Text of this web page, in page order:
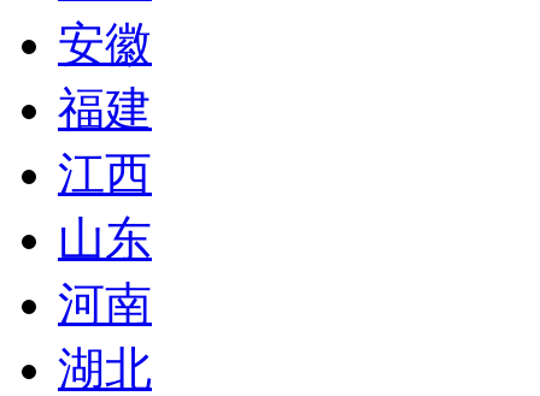
安徽
福建
江西
山东
河南
湖北